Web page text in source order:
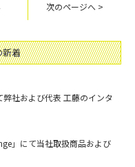
次のページへ >
新着
弊社および代表 工藤のインタ
」にて当社取扱商品および